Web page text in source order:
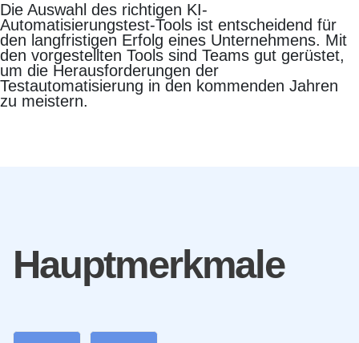
Die Auswahl des richtigen KI-
Automatisierungstest-Tools ist entscheidend für
den langfristigen Erfolg eines Unternehmens. Mit
den vorgestellten Tools sind Teams gut gerüstet,
um die Herausforderungen der
Testautomatisierung in den kommenden Jahren
zu meistern.
Hauptmerkmale